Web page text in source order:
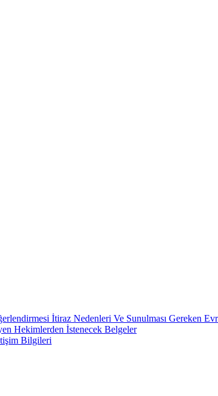
İtiraz Nedenleri Ve Sunulması Gereken
Hekimlerden İstenecek Belgeler
Bilgileri